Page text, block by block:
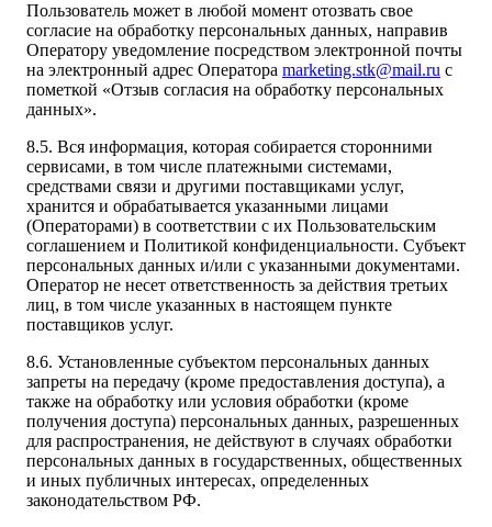
Пользователь может в любой момент отозвать свое
согласие на обработку персональных данных, направив
Оператору уведомление посредством электронной почты
на электронный адрес Оператора marketing.stk@mail.ru с
пометкой «Отзыв согласия на обработку персональных
данных».
8.5. Вся информация, которая собирается сторонними
сервисами, в том числе платежными системами,
средствами связи и другими поставщиками услуг,
хранится и обрабатывается указанными лицами
(Операторами) в соответствии с их Пользовательским
соглашением и Политикой конфиденциальности. Субъект
персональных данных и/или с указанными документами.
Оператор не несет ответственность за действия третьих
лиц, в том числе указанных в настоящем пункте
поставщиков услуг.
8.6. Установленные субъектом персональных данных
запреты на передачу (кроме предоставления доступа), а
также на обработку или условия обработки (кроме
получения доступа) персональных данных, разрешенных
для распространения, не действуют в случаях обработки
персональных данных в государственных, общественных
и иных публичных интересах, определенных
законодательством РФ.